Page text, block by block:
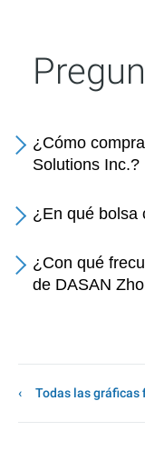
¿Cómo
Solutions Inc.?
¿En qué bolsa
¿Con qué
de DASAN
Todas las gráficas